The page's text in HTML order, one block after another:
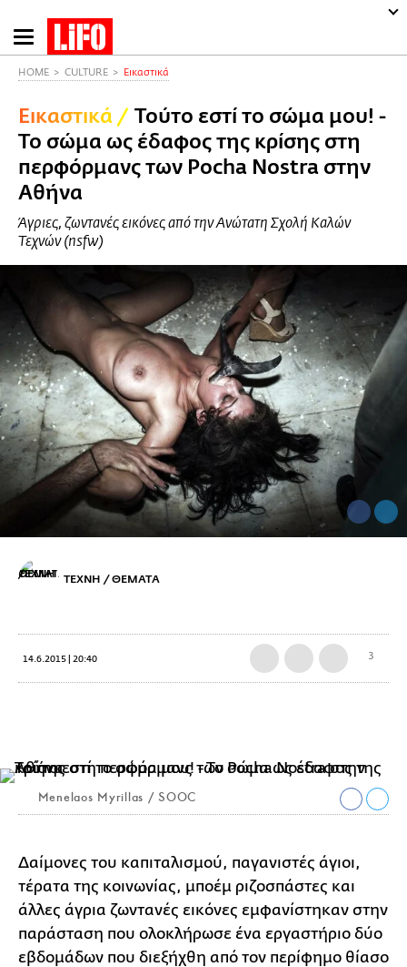
Παράκαμψη
προς
περιεχόμενο
HOME CULTURE Εικαστικά
Εικαστικά / Τούτο εστί το σώμα μου! -
Το σώμα ως έδαφος της κρίσης στη
περφόρμανς των Pocha Nostra στην
Αθήνα
Άγριες, ζωντανές εικόνες από την Ανώτατη Σχολή Καλών
Τεχνών (nsfw)
ΤΕΧΝΗ / ΘΕΜΑΤΑ
14.6.2015 | 20:40 3
Menelaos Myrillas / SOOC
Δαίμονες του καπιταλισμού, παγανιστές άγιοι,
τέρατα της κοινωνίας, μποέμ ριζοσπάστες και
άλλες άγρια ζωντανές εικόνες εμφανίστηκαν στην
παράσταση που ολοκλήρωσε ένα εργαστήριο δύο
εβδομάδων που διεξήχθη από τον περίφημο θίασο